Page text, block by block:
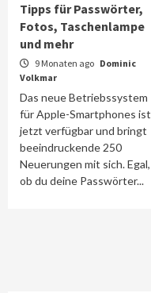
Tipps für Passwörter,
Fotos, Taschenlampe
und mehr
9 Monaten ago Dominic
Volkmar
Das neue Betriebssystem
für Apple-Smartphones ist
jetzt verfügbar und bringt
beeindruckende 250
Neuerungen mit sich. Egal,
ob du deine Passwörter...